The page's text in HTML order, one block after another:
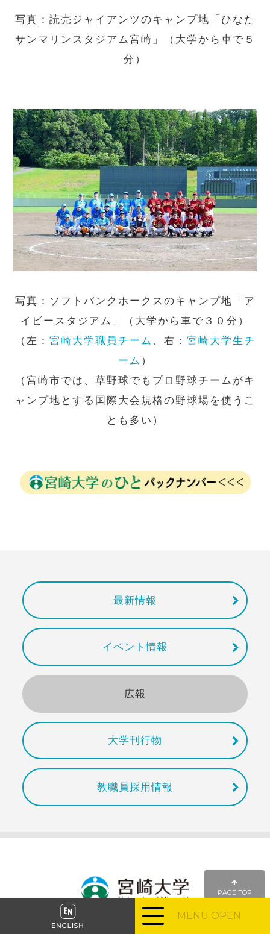
写真：読売ジャイアンツのキャンプ地「ひなた
サンマリンスタジアム宮崎」（大学から車で５
分）
写真：ソフトバンクホークスのキャンプ地「ア
イビースタジアム」（大学から車で３０分）
（左： 宮崎大学職員チーム 、右： 宮崎大学生チ
ーム ）
（宮崎市では、草野球でもプロ野球チームがキ
ャンプ地とする国際大会規格の野球場を使うこ
とも多い）
最新情報
イベント情報
広報
大学刊行物
教職員採用情報
PAGE TOP
MENU OPEN